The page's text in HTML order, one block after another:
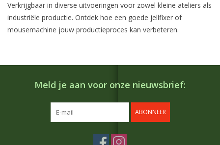
Verkrijgbaar in diverse uitvoeringen voor zowel kleine ateliers als
industriële productie. Ontdek hoe een goede jellfixer of
mousemachine jouw productieproces kan verbeteren.
Meld je aan voor onze nieuwsbrief:
ABONNEER